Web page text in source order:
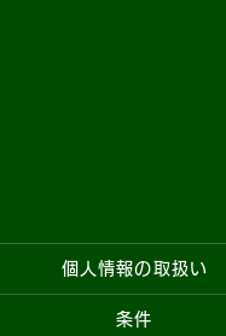
個人情報の取扱い
条件